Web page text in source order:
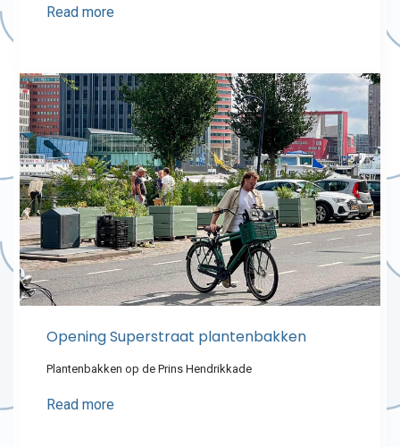
Read more
Opening Superstraat plantenbakken
Plantenbakken op de Prins Hendrikkade
Read more